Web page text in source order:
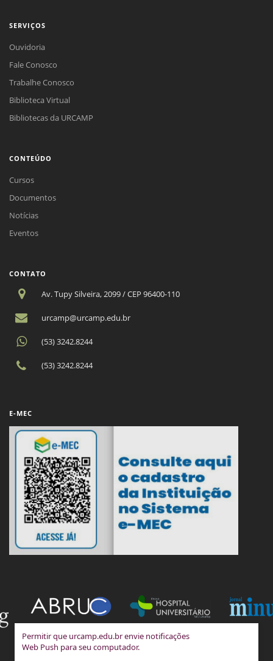
Permitir que urcamp.edu.br envie notificações
Web Push para seu computador.
SERVIÇOS
Ouvidoria
Fale Conosco
Trabalhe Conosco
Biblioteca Virtual
Bibliotecas da URCAMP
CONTEÚDO
Cursos
Documentos
Notícias
Eventos
CONTATO
Av. Tupy Silveira, 2099 / CEP 96400-110
urcamp@urcamp.edu.br
(53) 3242.8244
(53) 3242.8244
E-MEC